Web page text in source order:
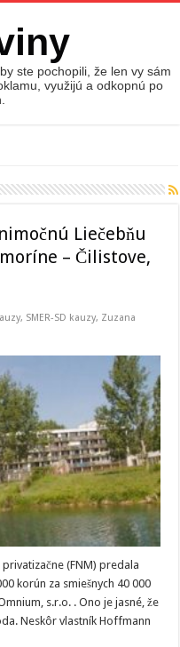
ste pochopili, že len vy sám
využijú a odkopnú po
Liečebňu
– Čilistove,
, SMER-SD kauzy, Zuzana
(FNM) predala
korún za smiešnych 40 000
s.r.o. . Ono je jasné, že
Neskôr vlastník Hoffmann